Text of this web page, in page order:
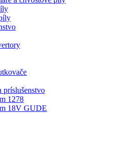
príslušenstvo
1278
18V GUDE